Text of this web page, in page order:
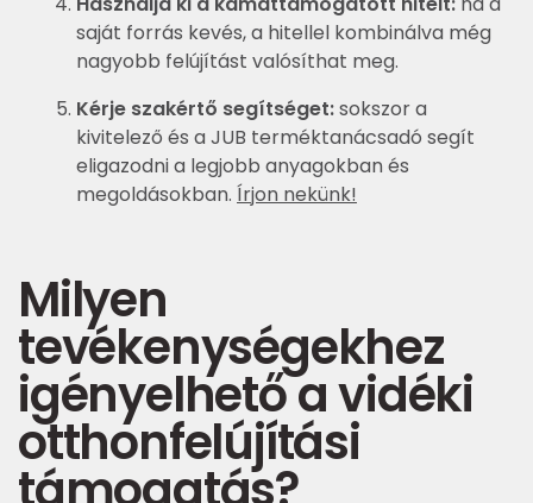
saját forrás kevés, a hitellel kombinálva még
nagyobb felújítást valósíthat meg.
Kérje szakértő segítséget:sokszor a
kivitelező és a JUB terméktanácsadó segít
eligazodni a legjobb anyagokban és
megoldásokban. Írjon nekünk!
Milyen
tevékenységekhez
igényelhető a vidéki
otthonfelújítási